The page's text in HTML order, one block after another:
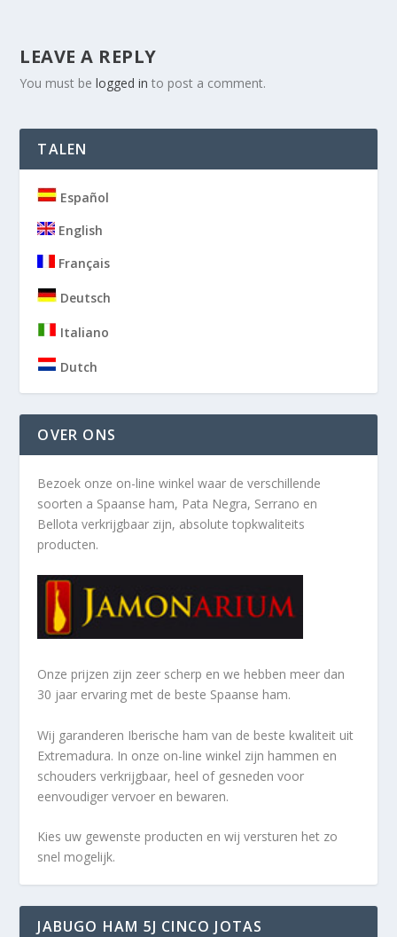
LEAVE A REPLY
You must belogged in to post a comment.
TALEN
Español
English
Français
Deutsch
Italiano
Dutch
OVER ONS
Bezoek onze on-line winkel waar de verschillende
soorten a Spaanse ham, Pata Negra, Serrano en
Bellota verkrijgbaar zijn, absolute topkwaliteits
producten.
Onze prijzen zijn zeer scherp en we hebben meer dan
30 jaar ervaring met de beste Spaanse ham.
Wij garanderen Iberische ham van de beste kwaliteit uit
Extremadura. In onze on-line winkel zijn hammen en
schouders verkrijgbaar, heel of gesneden voor
eenvoudiger vervoer en bewaren.
Kies uw gewenste producten en wij versturen het zo
snel mogelijk.
JABUGO HAM 5J CINCO JOTAS